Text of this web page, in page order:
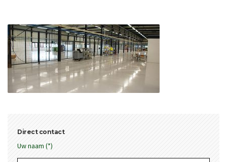
Direct contact
Uw naam (*)